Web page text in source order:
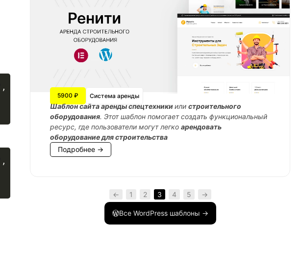
, function($include
,
5900 ₽ Система аренды
Шаблон сайта аренды спецтехникиилистроительного
оборудования. Этот шаблон помогает создать функциональный
ресурс, где пользователи могут легкоарендовать
оборудование для строительства
Подробнее →
← 1 2 3 4 5 →
Все WordPress шаблоны →